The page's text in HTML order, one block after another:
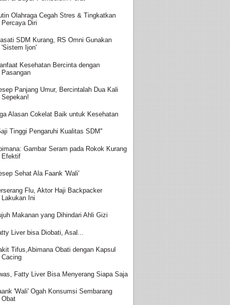
Olahraga Cegah Stres & Tingkatkan
Percaya Diri
SDM Kurang, RS Omni Gunakan
'Sistem Ijon'
Kesehatan Bercinta dengan
Pasangan
Panjang Umur, Bercintalah Dua Kali
Sepekan!
Alasan Cokelat Baik untuk Kesehatan
Tinggi Pengaruhi Kualitas SDM''
Gambar Seram pada Rokok Kurang
Efektif
Sehat Ala Faank 'Wali'
Flu, Aktor Haji Backpacker
Lakukan Ini
Makanan yang Dihindari Ahli Gizi
Liver bisa Diobati, Asal...
Tifus,Abimana Obati dengan Kapsul
Cacing
Fatty Liver Bisa Menyerang Siapa Saja
'Wali' Ogah Konsumsi Sembarang
Obat